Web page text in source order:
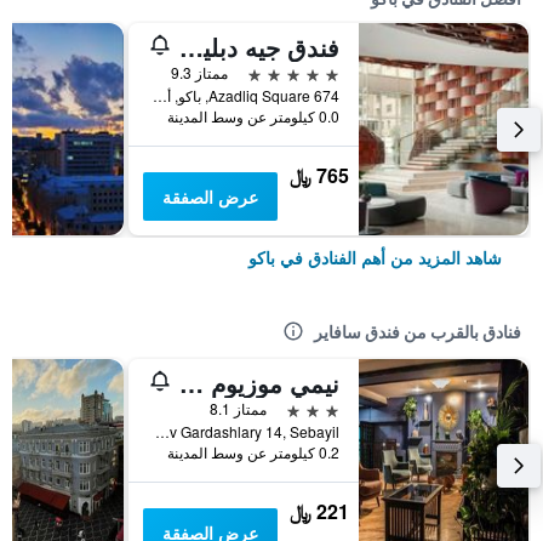
فندق جيه دبليو ماريوت أبشيرون باكو
5 نجوم
ممتاز 9.3
674 Azadliq Square, باكو, أذربيجان
0.0 كيلومتر عن وسط المدينة
765 ﷼
عرض الصفقة
شاهد المزيد من أهم الفنادق في باكو
فنادق بالقرب من فندق سافاير
نيمي موزيوم هوتل باكو
3 نجوم
ممتاز 8.1
Mardanov Gardashlary 14, Sebayil, باكو, أذربيجان
0.2 كيلومتر عن وسط المدينة
221 ﷼
عرض الصفقة